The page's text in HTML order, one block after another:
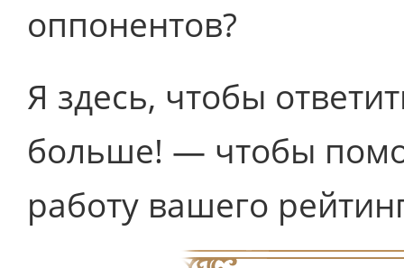
оппонентов?
Я здесь, чтобы
больше! — чтобы
работу вашего